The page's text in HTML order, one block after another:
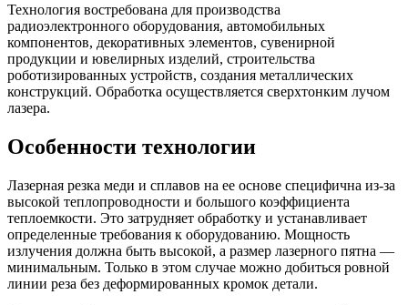
Технология востребована для производства
радиоэлектронного оборудования, автомобильных
компонентов, декоративных элементов, сувенирной
продукции и ювелирных изделий, строительства
роботизированных устройств, создания металлических
конструкций. Обработка осуществляется сверхтонким лучом
лазера.
Особенности технологии
Лазерная резка меди и сплавов на ее основе специфична из-за
высокой теплопроводности и большого коэффициента
теплоемкости. Это затрудняет обработку и устанавливает
определенные требования к оборудованию. Мощность
излучения должна быть высокой, а размер лазерного пятна —
минимальным. Только в этом случае можно добиться ровной
линии реза без деформированных кромок детали.